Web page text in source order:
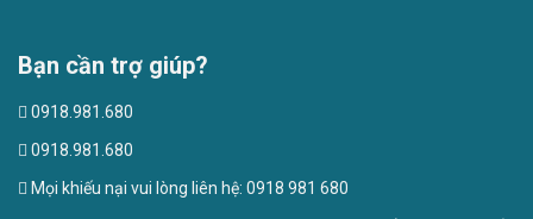
Bạn cần trợ giúp?
0918.981.680
0918.981.680
Mọi khiếu nại vui lòng liên hệ: 0918 981 680